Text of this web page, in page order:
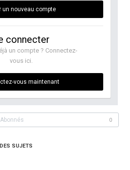
un nouveau compte
connecter
un compte ? Connectez-
vous ici.
vous maintenant
Abonnés 0
SUJETS